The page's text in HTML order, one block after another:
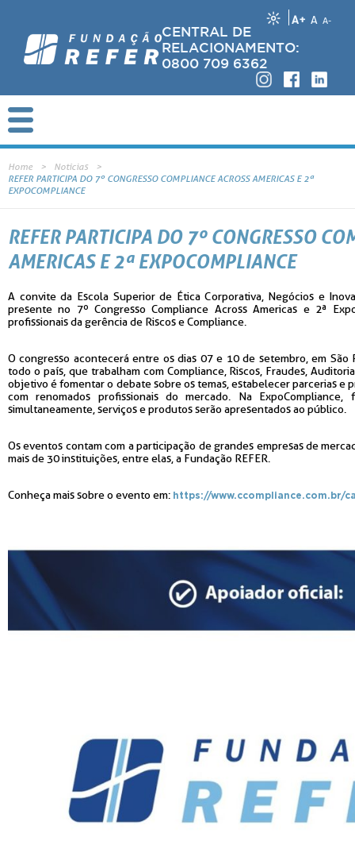
A+ A A-
CENTRAL DE
RELACIONAMENTO:
0800 709 6362
Home
Notícias
REFER PARTICIPA DO 7º CONGRESSO COMPLIANCE ACROSS AMERICAS E 2ª
EXPOCOMPLIANCE
REFER PARTICIPA DO 7º CONGRESSO
AMERICAS E 2ª EXPOCOMPLIANCE
A convite da Escola Superior de Ética Corporativa, Negócios e
presente no 7º Congresso Compliance Across Americas e 2ª
profissionais da gerência de Riscos e Compliance.
O congresso acontecerá entre os dias 07 e 10 de setembro, em São
todo o país, que trabalham com Compliance, Riscos, Fraudes,
objetivo é fomentar o debate sobre os temas, estabelecer parcerias e
com renomados profissionais do mercado. Na
simultaneamente, serviços e produtos serão apresentados ao público.
Os eventos contam com a participação de grandes empresas de
mais de 30 instituições, entre elas, a Fundação REFER.
Conheça mais sobre o evento em: https://www.ccompliance.com.br/